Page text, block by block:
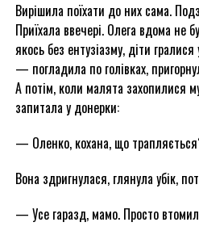
Вирішила поїхати до них сама.
Приїхала ввечері. Олега вдома не
якось без ентузіазму, діти
— погладила по голівках,
А потім, коли малята захопилися
запитала у донерки:
— Оленко, кохана, що
Вона здригнулася, глянула убік,
— Усе гаразд, мамо. Просто